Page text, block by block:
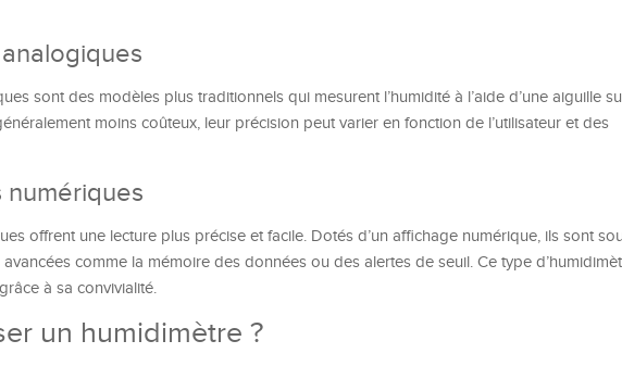
sont des modèles plus traditionnels qui mesurent l’humidité à l’aide d’une aiguille
moins coûteux, leur précision peut varier en fonction de l’utilisateur et des
numériques
offrent une lecture plus précise et facile. Dotés d’un affichage numérique, ils sont
comme la mémoire des données ou des alertes de seuil. Ce type
à sa convivialité.
un humidimètre ?